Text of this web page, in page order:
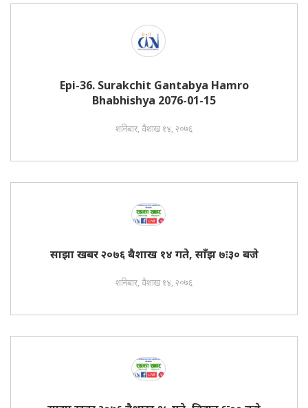
Epi-36. Surakchit Gantabya Hamro
Bhabhishya 2076-01-15
शनिबार, वैशाख १४, २०७६
साझा खबर २०७६ बैशाख १४ गते, साँझ ७ः३० बजे
शनिबार, वैशाख १४, २०७६